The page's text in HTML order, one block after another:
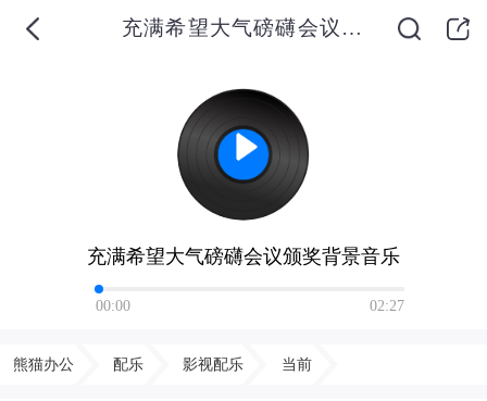
充满希望大气磅礴会议颁奖背景音乐
充满希望大气磅礴会议颁奖背景音乐
00:00 02:27
熊猫办公 配乐 影视配乐 当前